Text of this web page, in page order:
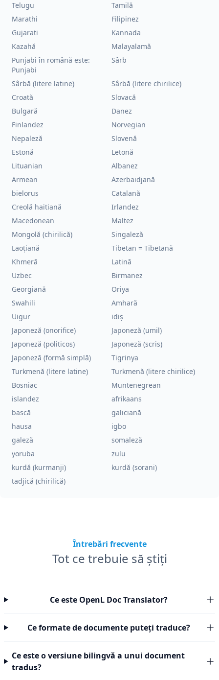
Telugu
Tamilă
Marathi
Filipinez
Gujarati
Kannada
Kazahă
Malayalamă
Punjabi în română este:
Punjabi
Sârb
Sârbă (litere latine)
Sârbă (litere chirilice)
Croată
Slovacă
Bulgară
Danez
Finlandez
Norvegian
Nepaleză
Slovenă
Estonă
Letonă
Lituanian
Albanez
Armean
Azerbaidjană
bielorus
Catalană
Creolă haitiană
Irlandez
Macedonean
Maltez
Mongolă (chirilică)
Singaleză
Laoțiană
Tibetan = Tibetană
Khmeră
Latină
Uzbec
Birmanez
Georgiană
Oriya
Swahili
Amhară
Uigur
idiș
Japoneză (onorifice)
Japoneză (umil)
Japoneză (politicos)
Japoneză (scris)
Japoneză (formă simplă)
Tigrinya
Turkmenă (litere latine)
Turkmenă (litere chirilice)
Bosniac
Muntenegrean
islandez
afrikaans
bască
galiciană
hausa
igbo
galeză
somaleză
yoruba
zulu
kurdă (kurmanji)
kurdă (sorani)
tadjică (chirilică)
Întrebări frecvente
Tot ce trebuie să știți
Ce este OpenL Doc Translator?
Ce formate de documente puteți traduce?
Ce este o versiune bilingvă a unui document
tradus?